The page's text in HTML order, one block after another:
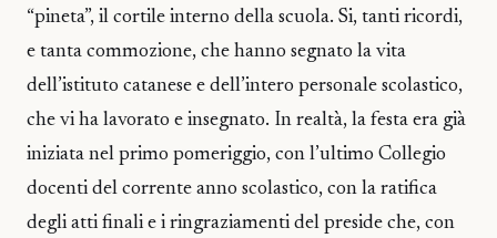
“pineta”, il cortile interno della scuola. Si, tanti ricordi,
e tanta commozione, che hanno segnato la vita
dell’istituto catanese e dell’intero personale scolastico,
che vi ha lavorato e insegnato. In realtà, la festa era già
iniziata nel primo pomeriggio, con l’ultimo Collegio
docenti del corrente anno scolastico, con la ratifica
degli atti finali e i ringraziamenti del preside che, con